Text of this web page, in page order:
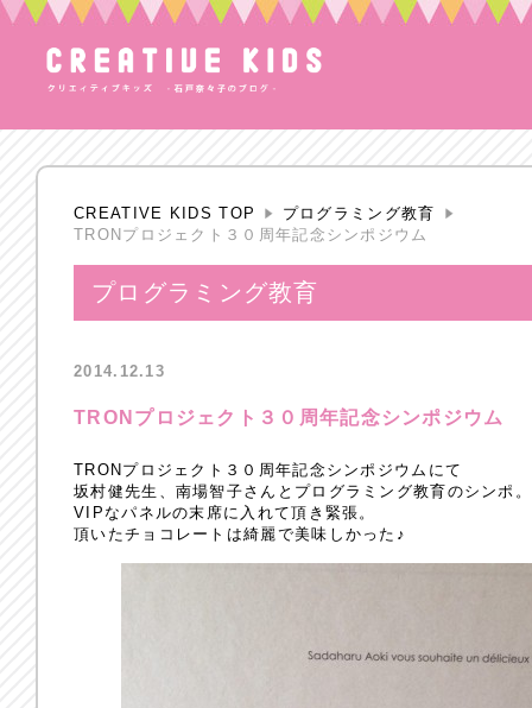
CREATIVE KIDS TOP
プログラミング教育
TRONプロジェクト３０周年記念シンポジウム
プログラミング教育
2014.12.13
TRONプロジェクト３０周年記念シンポジウム
TRONプロジェクト３０周年記念シンポジウムにて
坂村健先生、南場智子さんとプログラミング教育のシンポ。
VIPなパネルの末席に入れて頂き緊張。
頂いたチョコレートは綺麗で美味しかった♪